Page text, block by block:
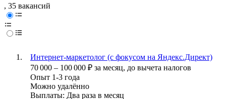
, 35 вакансий
Интернет-маркетолог (с фокусом на Яндекс.Директ)
70 000 – 100 000 ₽ за месяц, до вычета налогов
Опыт 1-3 года
Можно удалённо
Выплаты: Два раза в месяц